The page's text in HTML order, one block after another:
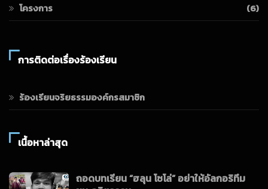
โครงการ
(6)
การติดต่อเรื่องร้องเรียน
ร้องเรียนจริยธรรมองค์กรสมาชิก
เนื้อหาล่าสุด
ถอดบทเรียน “ฮลุน โซโล่” อย่าให้อัลกอริทึม